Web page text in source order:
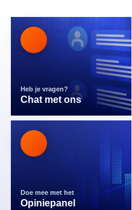
Heb je vragen?
Chat met ons
Doe mee met het
Opiniepanel